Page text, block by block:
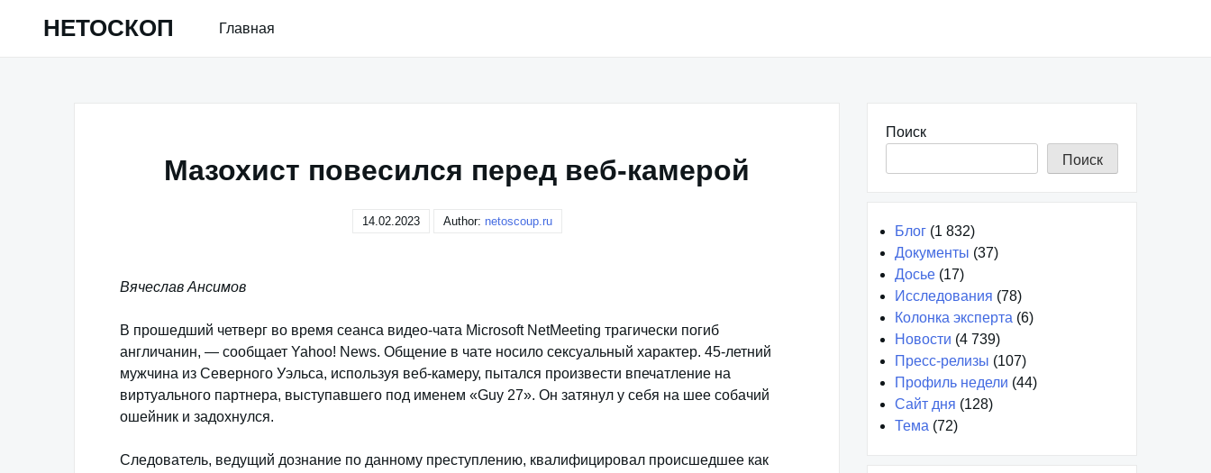
НЕТОСКОП Главная
Мазохист повесился перед веб-камерой
14.02.2023 Author: netoscoup.ru
Вячеслав Ансимов
В прошедший четверг во время сеанса видео-чата Microsoft NetMeeting трагически погиб
англичанин, — сообщает Yahoo! News. Общение в чате носило сексуальный характер. 45-летний
мужчина из Северного Уэльса, используя веб-камеру, пытался произвести впечатление на
виртуального партнера, выступавшего под именем «Guy 27». Он затянул у себя на шее собачий
ошейник и задохнулся.
Следователь, ведущий дознание по данному преступлению, квалифицировал происшедшее как
Поиск
Поиск
Блог (1 832)
Документы (37)
Досье (17)
Исследования (78)
Колонка эксперта (6)
Новости (4 739)
Пресс-релизы (107)
Профиль недели (44)
Сайт дня (128)
Тема (72)